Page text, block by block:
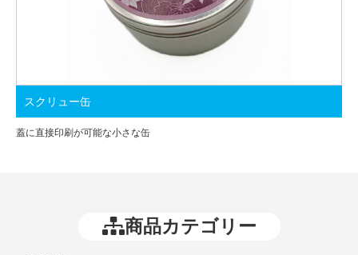
スクリュー缶
蓋に直接印刷が可能な小さな缶
商品カテゴリー